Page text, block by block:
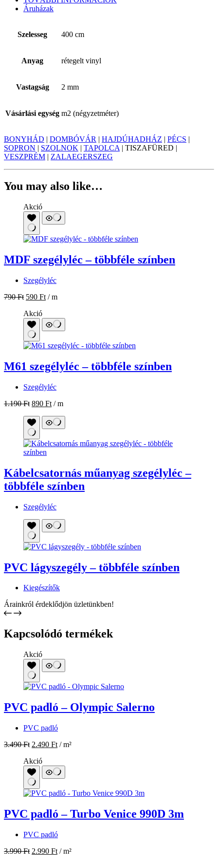
Vastagság 2 mm
SOPRON|SZOLNOK|TAPOLCA
Ft 590Ft/ m
Akció
M61 szegélyléc – többféle színben
Szegélyléc
Ft 890Ft/ m
Kábelcsatornás műanyag szegélyléc –
többféle színben
Szegélyléc
PVC lágyszegély – többféle színben
Kiegészítők
Árainkról érdeklődjön üzletünkben!
Kapcsolódó termékek
Akció
Ft 2.490Ft/ m²
Akció
PVC padló – Turbo Venice 990D 3m
PVC padló
Ft 2.990Ft/ m²
Akció
PVC padló – Iconik 240 Hallstone 2m
PVC padló